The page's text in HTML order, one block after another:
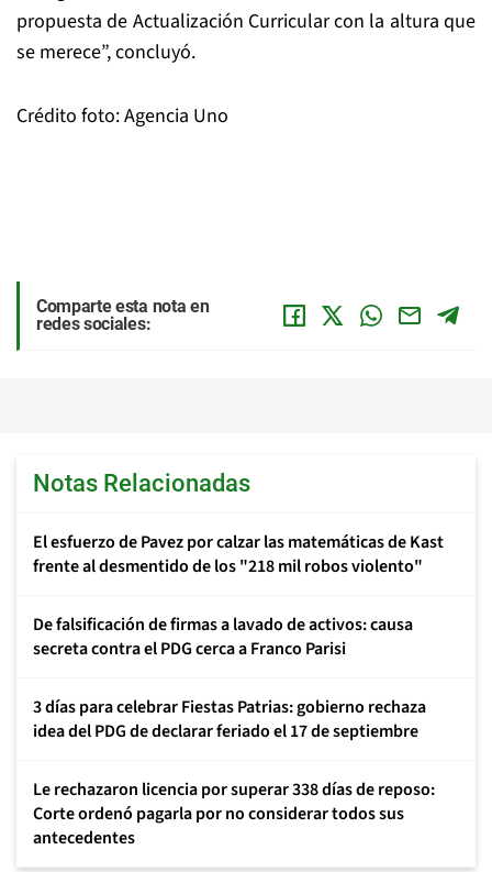
propuesta de Actualización Curricular con la altura que
se merece”, concluyó.
Crédito foto: Agencia Uno
Comparte esta nota en
redes sociales:
Notas Relacionadas
El esfuerzo de Pavez por calzar las matemáticas de Kast
frente al desmentido de los "218 mil robos violento"
De falsificación de firmas a lavado de activos: causa
secreta contra el PDG cerca a Franco Parisi
3 días para celebrar Fiestas Patrias: gobierno rechaza
idea del PDG de declarar feriado el 17 de septiembre
Le rechazaron licencia por superar 338 días de reposo:
Corte ordenó pagarla por no considerar todos sus
antecedentes